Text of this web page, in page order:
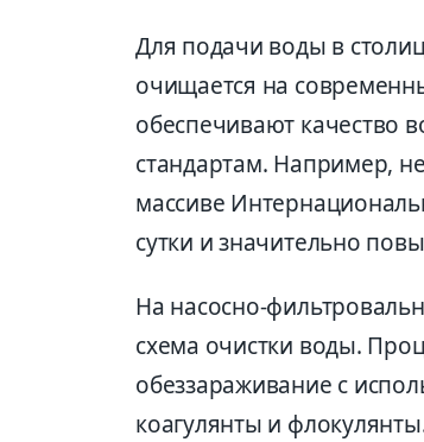
Для подачи воды в
очищается на
обеспечивают качество
стандартам. Например,
массиве
сутки и значительно
На насосно-
схема очистки воды.
обеззараживание с
коагулянты и